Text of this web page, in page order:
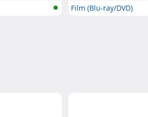
Film (Blu-ray/DVD)